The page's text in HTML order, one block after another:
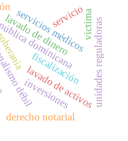
débildominicana
fiscalización
lavado de activos
lavado de dinero
servicios médicosunidades reguladoras
inversiones
derecho notarial
serviciovictima